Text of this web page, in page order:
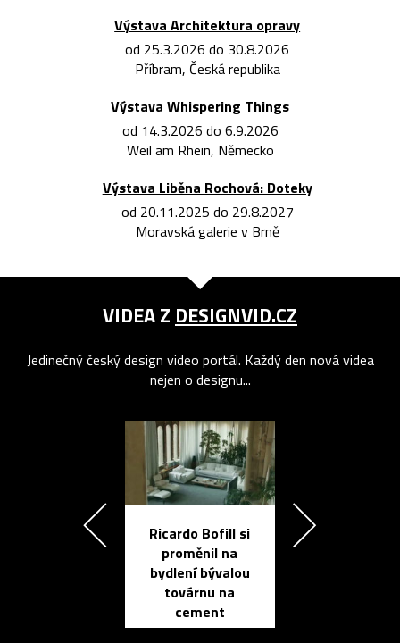
Výstava Architektura opravy
od 25.3.2026 do 30.8.2026
Příbram, Česká republika
Výstava Whispering Things
od 14.3.2026 do 6.9.2026
Weil am Rhein, Německo
Výstava Liběna Rochová: Doteky
od 20.11.2025 do 29.8.2027
Moravská galerie v Brně
VIDEA Z DESIGNVID.CZ
Jedinečný český design video portál. Každý den nová videa
nejen o designu...
Ricardo Bofill si
proměnil na
bydlení bývalou
továrnu na
cement